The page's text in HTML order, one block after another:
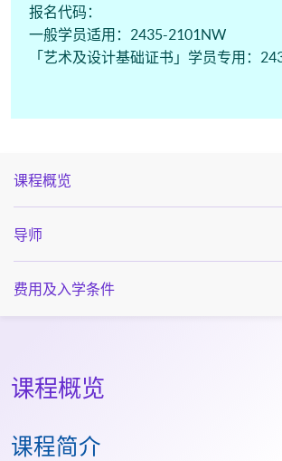
报名代码：
一般学员适用：2435-2101NW
「艺术及设计基础证书」学员专用：
如课程名额只余两个或以下，网上报名
课程概览
导师
费用及入学条件
课程概览
课程简介